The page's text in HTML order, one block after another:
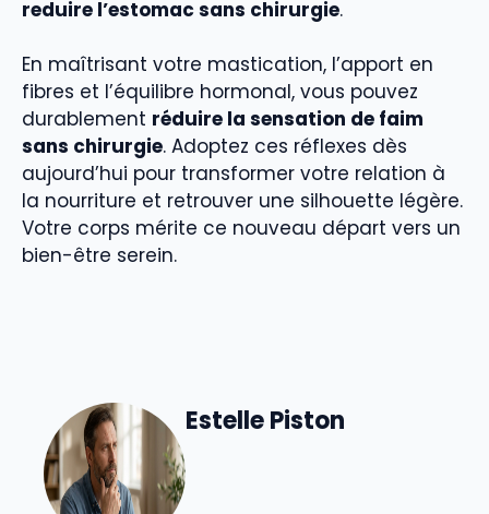
reduire l’estomac sans chirurgie.
En maîtrisant votre mastication, l’apport en
fibres et l’équilibre hormonal, vous pouvez
durablement réduire la sensation de faim
sans chirurgie. Adoptez ces réflexes dès
aujourd’hui pour transformer votre relation à
la nourriture et retrouver une silhouette légère.
Votre corps mérite ce nouveau départ vers un
bien-être serein.
Estelle Piston